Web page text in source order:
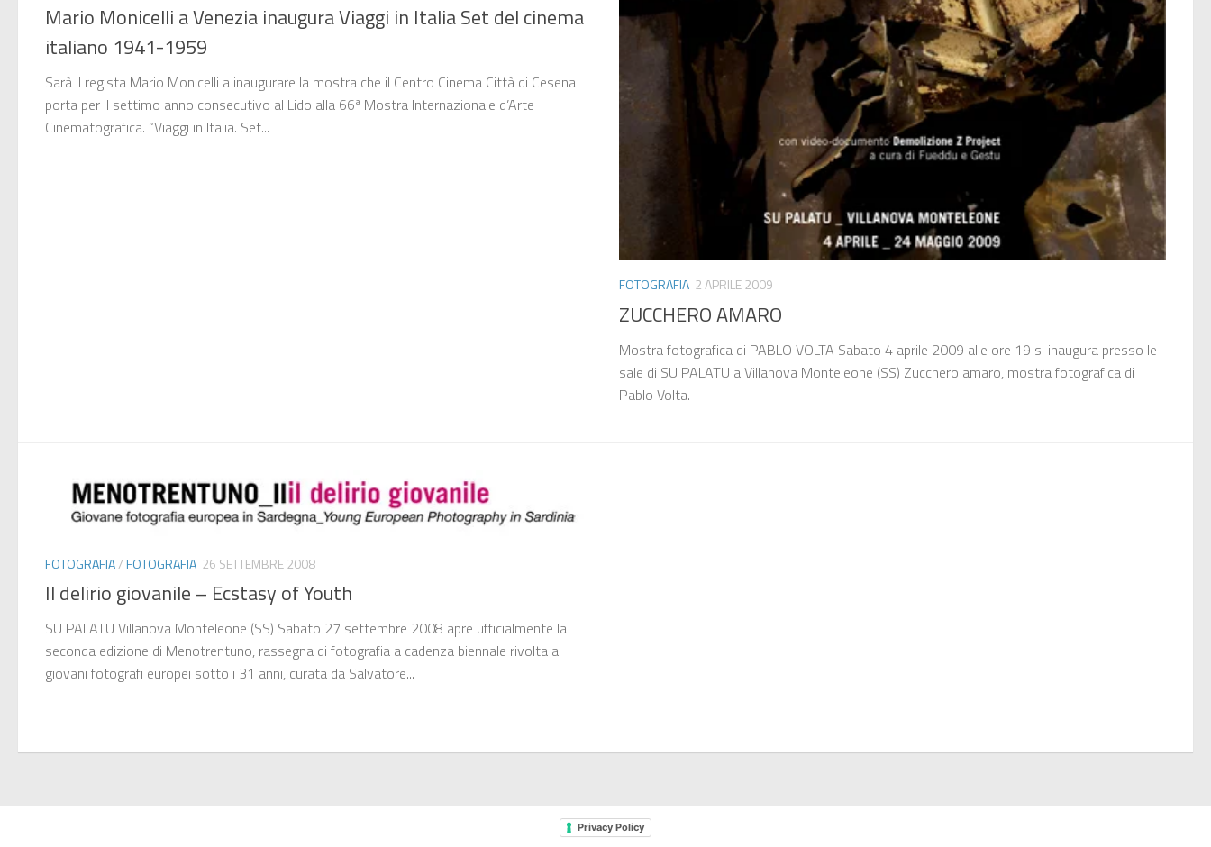
Mario Monicelli a Venezia inaugura Viaggi in Italia Set del cinema
italiano 1941-1959
Sarà il regista Mario Monicelli a inaugurare la mostra che il Centro Cinema Città di Cesena
porta per il settimo anno consecutivo al Lido alla 66ª Mostra Internazionale d’Arte
Cinematografica. “Viaggi in Italia. Set...
FOTOGRAFIA 2 APRILE 2009
ZUCCHERO AMARO
Mostra fotografica di PABLO VOLTA Sabato 4 aprile 2009 alle ore 19 si inaugura presso le
sale di SU PALATU a Villanova Monteleone (SS) Zucchero amaro, mostra fotografica di
Pablo Volta.
FOTOGRAFIA/FOTOGRAFIA 26 SETTEMBRE 2008
Il delirio giovanile – Ecstasy of Youth
SU PALATU Villanova Monteleone (SS) Sabato 27 settembre 2008 apre ufficialmente la
seconda edizione di Menotrentuno, rassegna di fotografia a cadenza biennale rivolta a
giovani fotografi europei sotto i 31 anni, curata da Salvatore...
Privacy Policy